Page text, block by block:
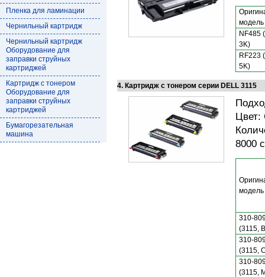
Пленка для ламинации
Чернильный картридж
Чернильный картридж
Оборудование для
заправки струйных
картриджей
Картридж с тонером
Оборудование для
заправки струйных
картриджей
Бумагорезательная
машина
модель
NF485
3K)
RF223
5K)
4. Картридж с тонером серии DELL 3115
Цвет:
8000
модель
310-
(3115,
310-
(3115,
310-
(3115,